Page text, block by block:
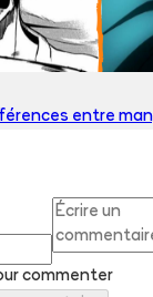
entre
commenter